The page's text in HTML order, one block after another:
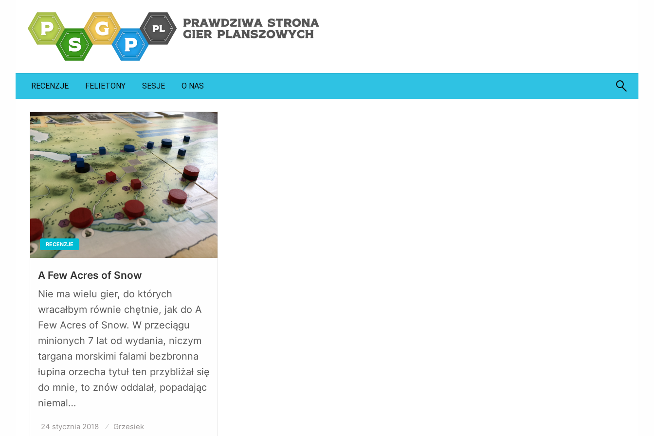
psgp.pl
RECENZJE FELIETONY SESJE O NAS
RECENZJE
A Few Acres of Snow
Nie ma wielu gier, do których
wracałbym równie chętnie, jak do A
Few Acres of Snow. W przeciągu
minionych 7 lat od wydania, niczym
targana morskimi falami bezbronna
łupina orzecha tytuł ten przybliżał się
do mnie, to znów oddalał, popadając
niemal…
Opublikowane
24 stycznia 2018 Grzesiek